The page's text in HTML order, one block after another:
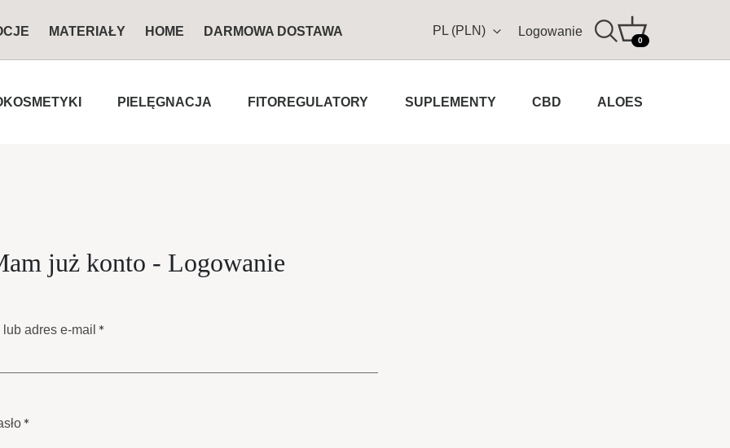
MATERIAŁY HOME DARMOWA DOSTAWA PL (PLN) Logowanie
0
PIELĘGNACJA FITOREGULATORY SUPLEMENTY CBD ALOES
już konto - Logowanie
lub adres e-mail